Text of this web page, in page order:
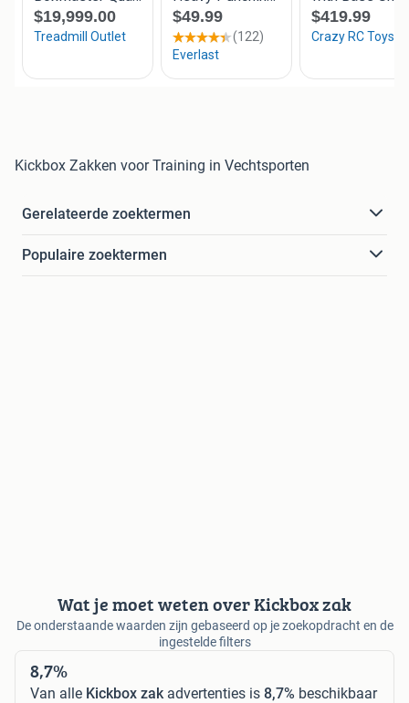
Kickbox Zakken voor Training in Vechtsporten
Gerelateerde zoektermen
Populaire zoektermen
Wat je moet weten over Kickbox zak
De onderstaande waarden zijn gebaseerd op je zoekopdracht en de
ingestelde filters
8,7%
Van alle Kickbox zak advertenties is 8,7% beschikbaar